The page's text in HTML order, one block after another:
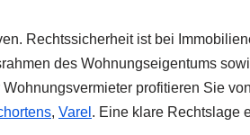
Rechtssicherheit ist bei
des Wohnungseigentums
profitieren Sie
, Varel . Eine klare Rechtslage